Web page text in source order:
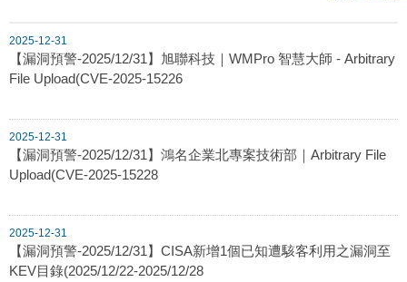
2025-12-31
【漏洞預警-2025/12/31】旭聯科技｜WMPro 智慧大師 - Arbitrary
File Upload(CVE-2025-15226
2025-12-31
【漏洞預警-2025/12/31】鴻名企業北專案技術部｜Arbitrary File
Upload(CVE-2025-15228
2025-12-31
【漏洞預警-2025/12/31】CISA新增1個已知遭駭客利用之漏洞至
KEV目錄(2025/12/22-2025/12/28